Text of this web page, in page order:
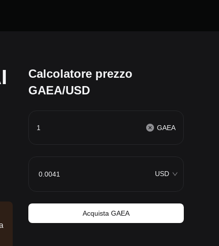
Calcolatore prezzo
GAEA/USD
GAEA
USD
Acquista GAEA